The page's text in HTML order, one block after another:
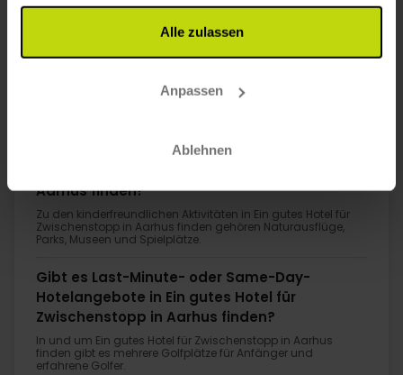
gesammelt haben.
Alle zulassen
Anpassen
Ablehnen
1
Gibt es Ladestationen für Elektroautos in
Aarhus finden?
Zu den kinderfreundlichen Aktivitäten in Ein gutes Hotel für
Zwischenstopp in Aarhus finden gehören Naturausflüge,
Parks, Museen und Spielplätze.
Gibt es Last-Minute- oder Same-Day-
Hotelangebote in Ein gutes Hotel für
Zwischenstopp in Aarhus finden?
In und um Ein gutes Hotel für Zwischenstopp in Aarhus
finden gibt es mehrere Golfplätze für Anfänger und
erfahrene Golfer.